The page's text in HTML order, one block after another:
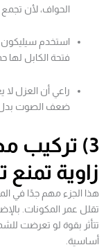
الحواف، لأن تجمع
استخدم
فتحة الكابل لها
راعي أن العزل
ضعف الصوت بدل
3) تركيب
زاوية
هذا الجزء مهم جدًا في
تتأثر بقوة لو تعرضت
أساسية.